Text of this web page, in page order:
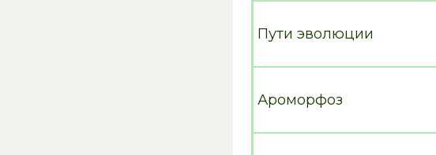
Пути эволюции
Ароморфоз